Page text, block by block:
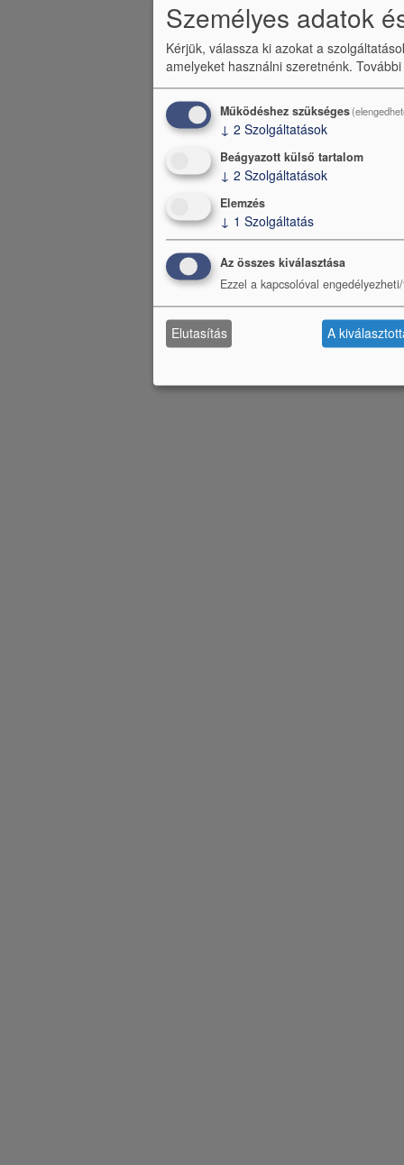
Személyes adatok
Kérjük, válassza ki azokat a
amelyeket használni szeretnénk.
Működéshez szükséges
↓ 2 Szolgáltatások
Beágyazott külső tartalom
↓ 2 Szolgáltatások
Elemzés
↓ 1 Szolgáltatás
Az összes kiválasztása
Ezzel a kapcsolóval
Elutasítás A